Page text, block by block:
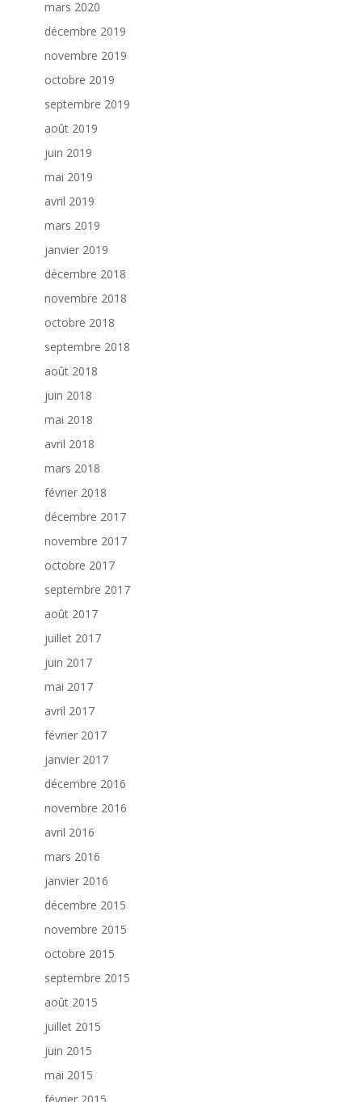
mars 2020
décembre 2019
novembre 2019
octobre 2019
septembre 2019
août 2019
juin 2019
mai 2019
avril 2019
mars 2019
janvier 2019
décembre 2018
novembre 2018
octobre 2018
septembre 2018
août 2018
juin 2018
mai 2018
avril 2018
mars 2018
février 2018
décembre 2017
novembre 2017
octobre 2017
septembre 2017
août 2017
juillet 2017
juin 2017
mai 2017
avril 2017
février 2017
janvier 2017
décembre 2016
novembre 2016
avril 2016
mars 2016
janvier 2016
décembre 2015
novembre 2015
octobre 2015
septembre 2015
août 2015
juillet 2015
juin 2015
mai 2015